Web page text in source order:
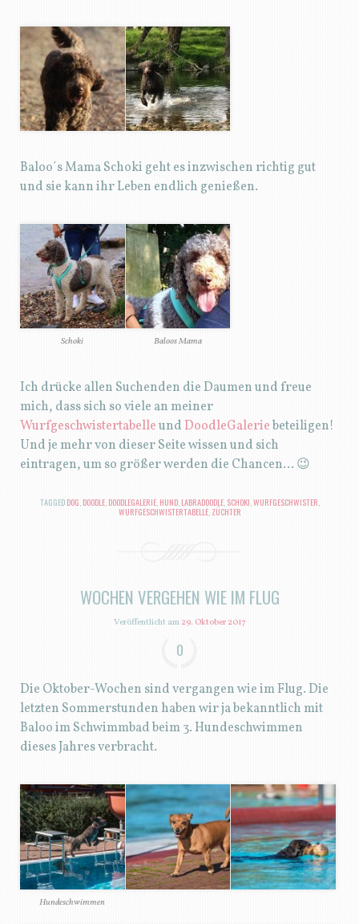
Baloo´s Mama Schoki geht es inzwischen richtig gut
und sie kann ihr Leben endlich genießen.
Schoki Baloos Mama
Ich drücke allen Suchenden die Daumen und freue
mich, dass sich so viele an meiner
Wurfgeschwistertabelleund DoodleGaleriebeteiligen!
Und je mehr von dieser Seite wissen und sich
eintragen, um so größer werden die Chancen… 😉
TAGGED DOG DOODLE, DOODLEGALERIE, HUND, LABRADOODLE, SCHOKI WURFGESCHWISTER
WURFGESCHWISTERTABELLE, ZÜCHTER
WOCHEN VERGEHEN WIE IM FLUG
Veröffentlicht am29. Oktober 2017
0
Die Oktober-Wochen sind vergangen wie im Flug. Die
letzten Sommerstunden haben wir ja bekanntlich mit
Baloo im Schwimmbad beim 3. Hundeschwimmen
dieses Jahres verbracht.
Hundeschwimmen